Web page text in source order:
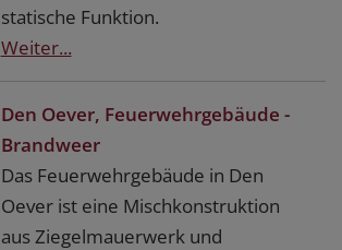
statische Funktion.
Weiter...
Den Oever, Feuerwehrgebäude -
Brandweer
Das Feuerwehrgebäude in Den
Oever ist eine Mischkonstruktion
aus Ziegelmauerwerk und